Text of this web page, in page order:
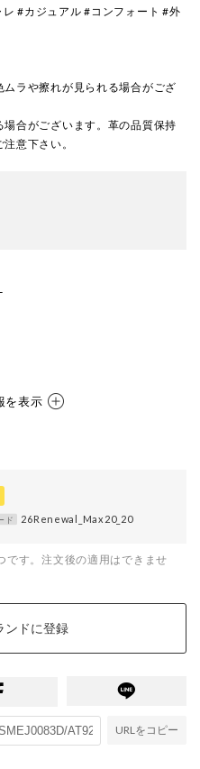
#カジュアル #コンフォート #外
ラや擦れが見られる場合がござ
合がございます。革の品質保持
意下さい。
を表示
ド 26Renewal_Max20_20
す。注文後の適用はできませ
ンドに登録
URLをコピー